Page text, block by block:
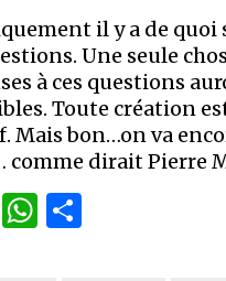
il y a de quoi
Une seule
à ces questions
Toute création
Mais bon…on va
comme dirait Pierre
Twitter
WhatsApp